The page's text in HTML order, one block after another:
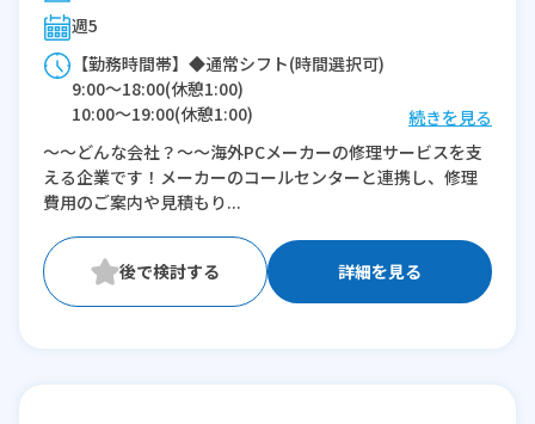
週5
【勤務時間帯】◆通常シフト(時間選択可)
9:00〜18:00(休憩1:00)
10:00〜19:00(休憩1:00)
※残業：5〜10時間程度/月
続きを見る
～～どんな会社？～～海外PCメーカーの修理サービスを支
える企業です！メーカーのコールセンターと連携し、修理
費用のご案内や見積もり...
詳細を見る